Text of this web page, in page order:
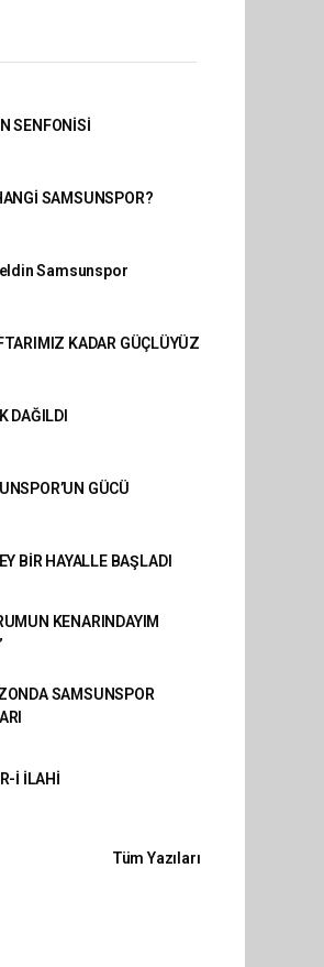
SENFONİSİ
SAMSUNSPOR?
Samsunspor
KADAR GÜÇLÜYÜZ
DAĞILDI
GÜCÜ
BİR HAYALLE BAŞLADI
KENARINDAYIM
SAMSUNSPOR
İ İLAHİ
Tüm Yazıları